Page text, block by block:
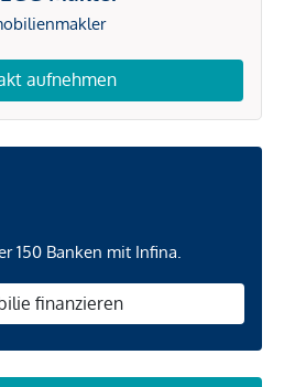
aufnehmen
150 Banken mit Infina.
finanzieren